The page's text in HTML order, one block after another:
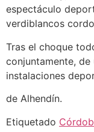
espectáculo
verdiblancos
Tras el choque
conjuntamente,
instalaciones
de Alhendín.
Etiquetado